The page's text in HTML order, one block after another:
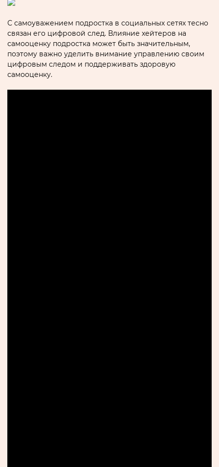
С сaмоуважением подростка в социальных сетях тесно
связан его цифровой след.​ Влияние хейтеров на
самооценку подростка может быть значительным‚
поэтому важно уделить внимание управлению своим
цифровым следом и поддерживать здоровую
самооценку.​